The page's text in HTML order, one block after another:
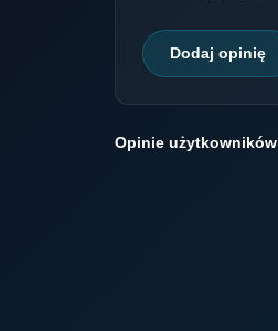
Dodaj opinię
Opinie użytkowników